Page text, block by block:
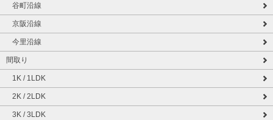
谷町沿線
京阪沿線
今里沿線
間取り
1K / 1LDK
2K / 2LDK
3K / 3LDK